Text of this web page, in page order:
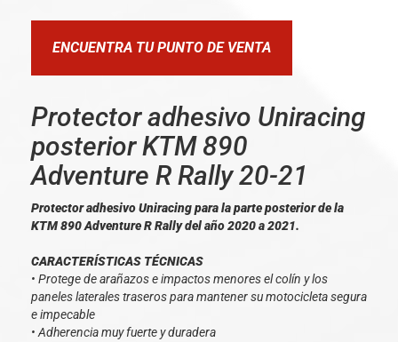
ENCUENTRA TU PUNTO DE VENTA
Protector adhesivo Uniracing
posterior KTM 890
Adventure R Rally 20-21
Protector adhesivo Uniracing para la parte posterior de la
KTM 890 Adventure R Rally del año 2020 a 2021.
CARACTERÍSTICAS TÉCNICAS
• Protege de arañazos e impactos menores el colín y los
paneles laterales traseros para mantener su motocicleta segura
e impecable
• Adherencia muy fuerte y duradera